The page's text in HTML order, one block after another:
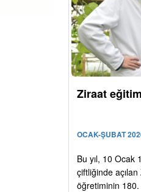
Ziraat
OCAK-ŞUBAT
Bu yıl, 10 Ocak
çiftliğinde
öğretiminin 180.